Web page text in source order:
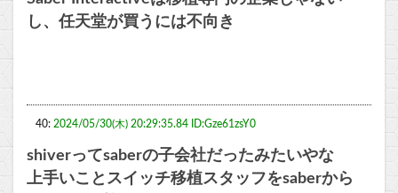
し、任天堂が買うには不向き
40: 2024/05/30(木) 20:29:35.84 ID:Gze61zsY0
shiverってsaberの子会社だったみたいやな
上手いことスイッチ移植スタッフをsaberから